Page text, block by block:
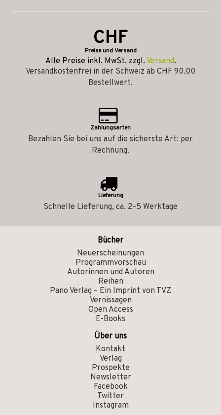
CHF
Preise und Versand
Alle Preise inkl. MwSt, zzgl. Versand.
Versandkostenfrei in der Schweiz ab CHF 90.00
Bestellwert.
Zahlungsarten
Bezahlen Sie bei uns auf die sicherste Art: per
Rechnung.
Lieferung
Schnelle Lieferung, ca. 2–5 Werktage
Bücher
Neuerscheinungen
Programmvorschau
Autorinnen und Autoren
Reihen
Pano Verlag – Ein Imprint von TVZ
Vernissagen
Open Access
E-Books
Über uns
Kontakt
Verlag
Prospekte
Newsletter
Facebook
Twitter
Instagram